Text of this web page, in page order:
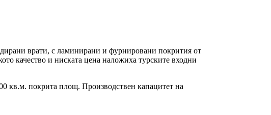
врати, с ламинирани и фурнировани покрития от
качество и ниската цена наложиха турските входни
кв.м. покрита площ. Производствен капацитет на